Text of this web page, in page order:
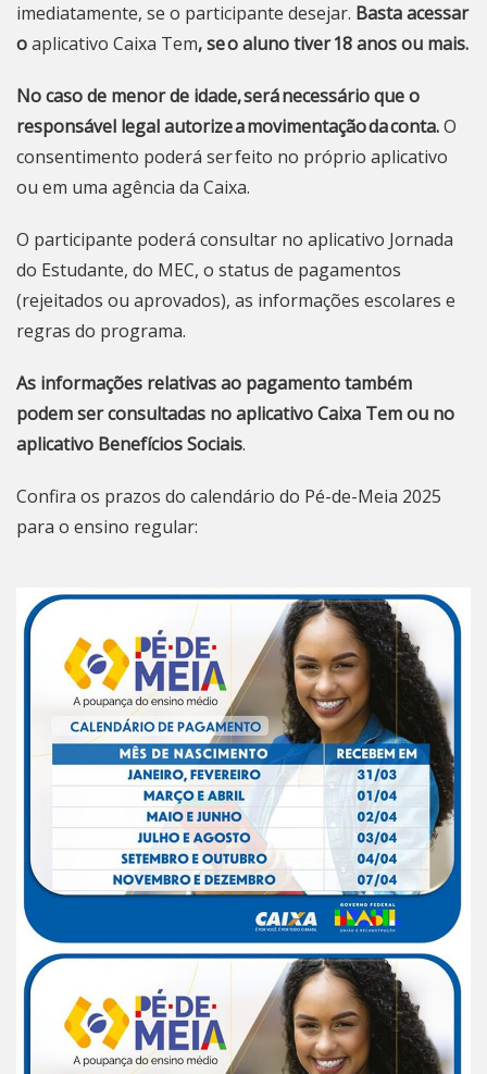
imediatamente, se o participante desejar. Basta acessar
oaplicativo Caixa Tem, se o aluno tiver 18 anos ou mais.
No caso de menor de idade, será necessário que o
responsável legal autorize a movimentação da conta.O
consentimento poderá ser feito no próprio aplicativo
ou em uma agência da Caixa.
O participante poderá consultar no aplicativo Jornada
do Estudante, do MEC, o status de pagamentos
(rejeitados ou aprovados), as informações escolares e
regras do programa.
As informações relativas ao pagamento também
podem ser consultadas no aplicativo Caixa Tem ou no
aplicativo Benefícios Sociais.
Confira os prazos do calendário do Pé-de-Meia 2025
para o ensino regular: